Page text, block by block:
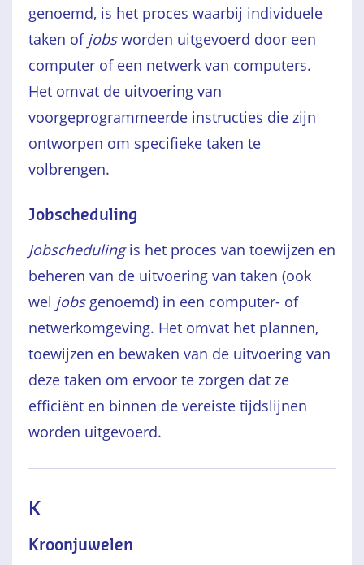
genoemd, is het proces waarbij individuele
taken of jobsworden uitgevoerd door een
computer of een netwerk van computers.
Het omvat de uitvoering van
voorgeprogrammeerde instructies die zijn
ontworpen om specifieke taken te
volbrengen.
Jobscheduling
Jobschedulingis het proces van toewijzen en
beheren van de uitvoering van taken (ook
wel jobsgenoemd) in een computer- of
netwerkomgeving. Het omvat het plannen,
toewijzen en bewaken van de uitvoering van
deze taken om ervoor te zorgen dat ze
efficiënt en binnen de vereiste tijdslijnen
worden uitgevoerd.
K
Kroonjuwelen